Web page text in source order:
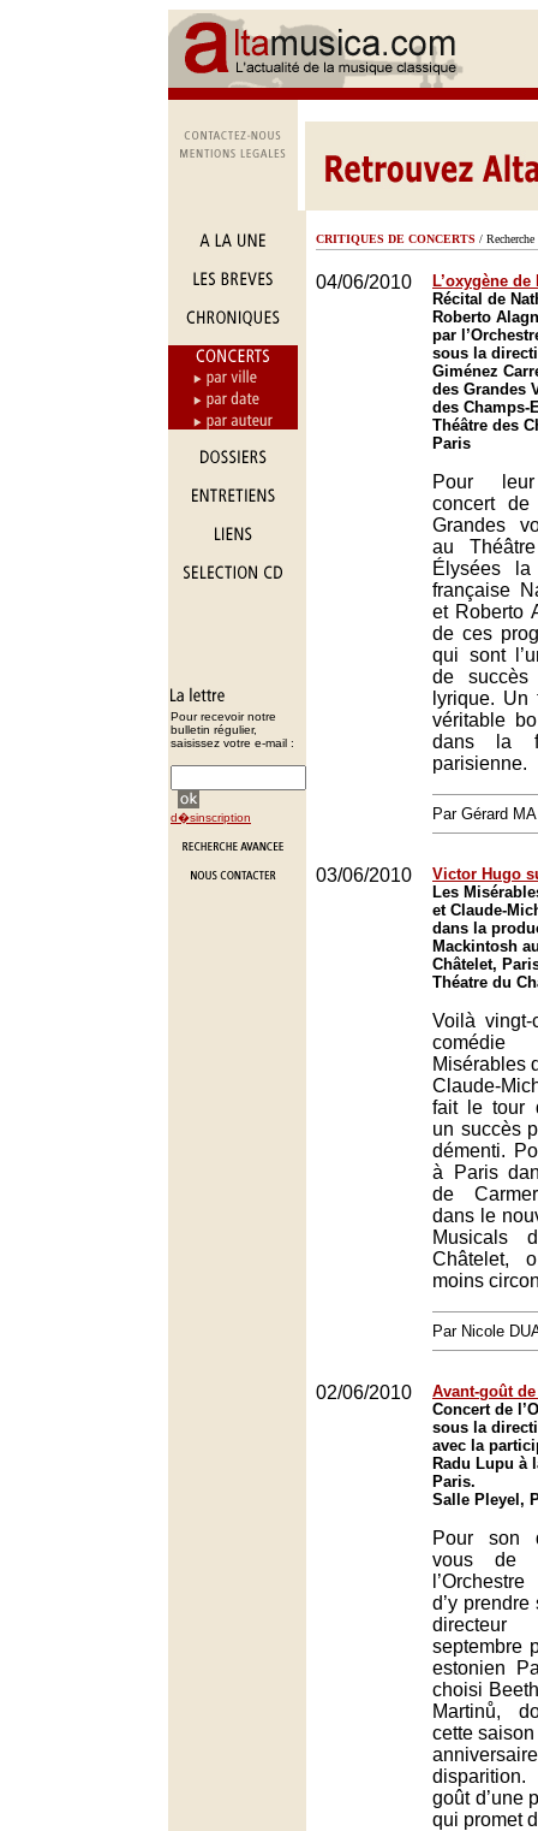
Pour recevoir notre
bulletin régulier,
saisissez votre e-mail :
d�sinscription
CRITIQUES DE CONCERTS / Recherche
04/06/2010
L’oxygène de
Récital de
Roberto
par
sous la
Giménez
des Grandes
des Champs-
Théâtre des
Paris
Pour leur
concert
Grandes
au
Élysées
française
et Roberto
de ces
qui sont
de
lyrique. Un
véritable
dans la
parisienne.
Par Gérard
03/06/2010
Victor Hugo
Les
et Claude-
dans la
Mackintosh
Châtelet,
Théatre du
Voilà
comédie
Misérables
Claude-
fait le tour
un succès
démenti.
à Paris
de
dans le
Musicals
Châtelet,
moins
Par Nicole
02/06/2010
Avant-goût
Concert de
sous la
avec la
Radu Lupu à
Paris.
Salle Pleyel,
Pour son
vous de
d’y
septembre
estonien
choisi
Martinů,
cette
goût d’une
qui promet